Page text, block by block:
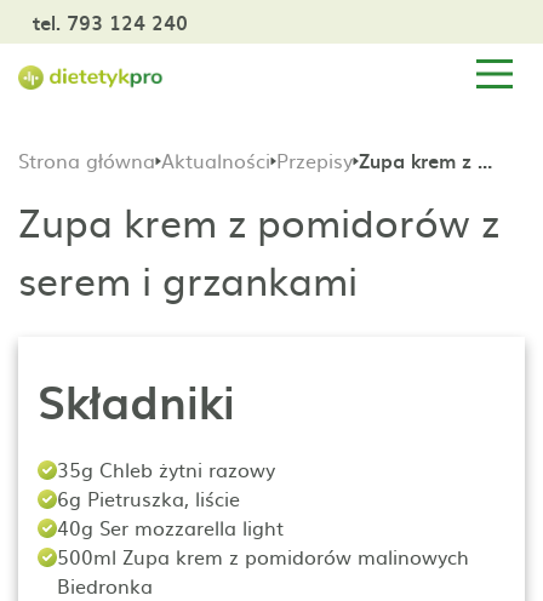
tel. 793 124 240
Strona główna Aktualności Przepisy Zupa krem z pomidorów z serem i grzankami
Zupa krem z pomidorów z
serem i grzankami
Składniki
35g Chleb żytni razowy
6g Pietruszka, liście
40g Ser mozzarella light
500ml Zupa krem z pomidorów malinowych
Biedronka